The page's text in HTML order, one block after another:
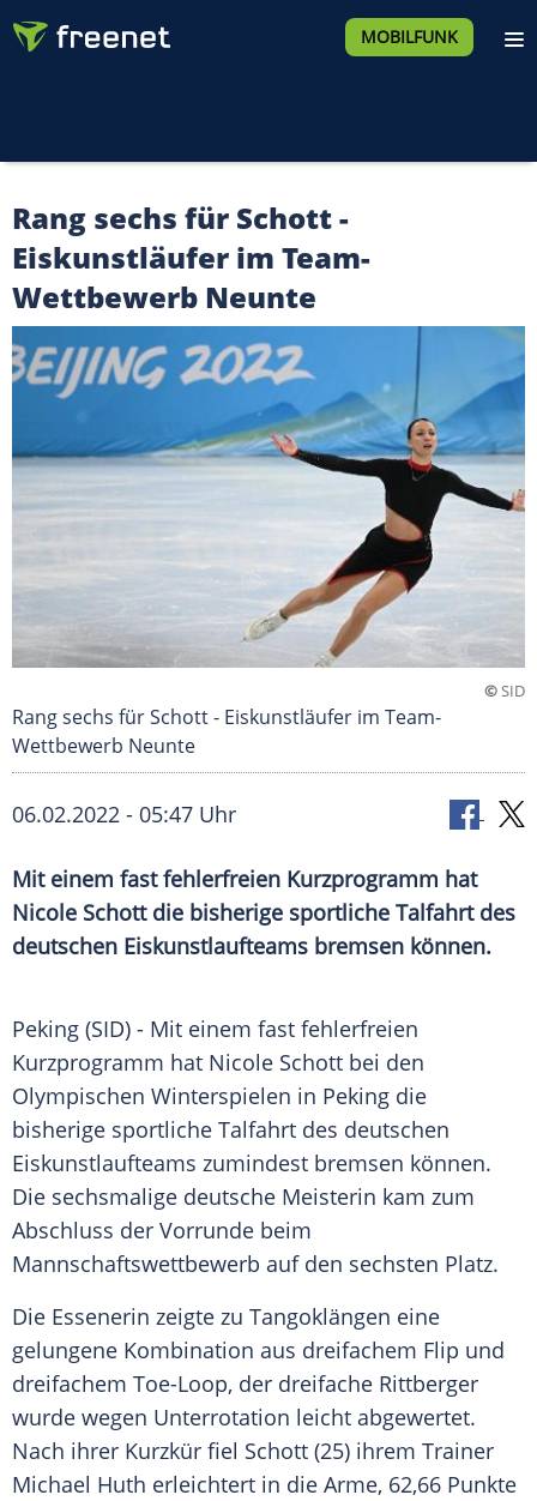
MOBILFUNK
Rang sechs für Schott -
Eiskunstläufer im Team-
Wettbewerb Neunte
©SID
Rang sechs für Schott - Eiskunstläufer im Team-
Wettbewerb Neunte
06.02.2022 - 05:47 Uhr
Mit einem fast fehlerfreien Kurzprogramm hat
Nicole Schott die bisherige sportliche Talfahrt des
deutschen Eiskunstlaufteams bremsen können.
Peking (SID) - Mit einem fast fehlerfreien
Kurzprogramm hat Nicole Schott bei den
Olympischen Winterspielen in Peking die
bisherige sportliche Talfahrt des deutschen
Eiskunstlaufteams zumindest bremsen können.
Die sechsmalige deutsche Meisterin kam zum
Abschluss der Vorrunde beim
Mannschaftswettbewerb auf den sechsten Platz.
Die Essenerin zeigte zu Tangoklängen eine
gelungene Kombination aus dreifachem Flip und
dreifachem Toe-Loop, der dreifache Rittberger
wurde wegen Unterrotation leicht abgewertet.
Nach ihrer Kurzkür fiel Schott (25) ihrem Trainer
Michael Huth erleichtert in die Arme, 62,66 Punkte